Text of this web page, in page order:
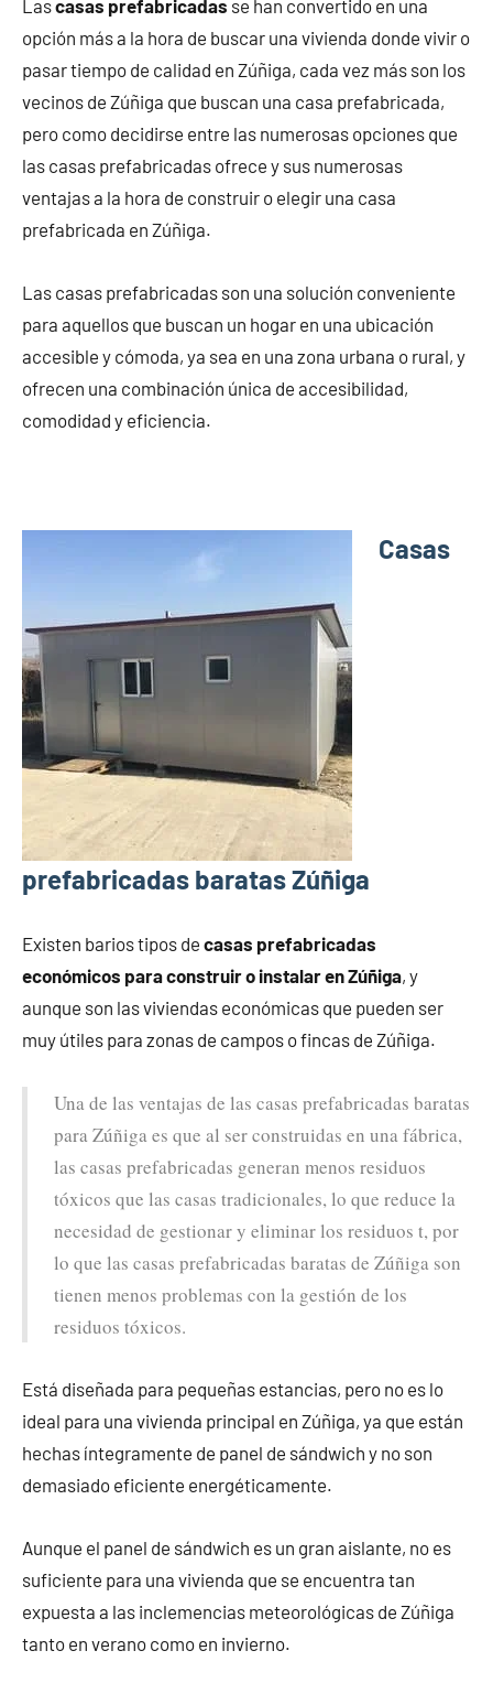
Lascasas prefabricadas se han convertido en una
opción más a la hora de buscar una vivienda donde vivir o
pasar tiempo de calidad en Zúñiga, cada vez más son los
vecinos de Zúñiga que buscan una casa prefabricada,
pero como decidirse entre las numerosas opciones que
las casas prefabricadas ofrece y sus numerosas
ventajas a la hora de construir o elegir una casa
prefabricada en Zúñiga.
Las casas prefabricadas son una solución conveniente
para aquellos que buscan un hogar en una ubicación
accesible y cómoda, ya sea en una zona urbana o rural, y
ofrecen una combinación única de accesibilidad,
comodidad y eficiencia.
Casas
prefabricadas baratas Zúñiga
Existen barios tipos de casas prefabricadas
económicos para construir o instalar en Zúñiga, y
aunque son las viviendas económicas que pueden ser
muy útiles para zonas de campos o fincas de Zúñiga.
Una de las ventajas de las casas prefabricadas baratas
para Zúñiga es que al ser construidas en una fábrica,
las casas prefabricadas generan menos residuos
tóxicos que las casas tradicionales, lo que reduce la
necesidad de gestionar y eliminar los residuos t, por
lo que las casas prefabricadas baratas de Zúñiga son
tienen menos problemas con la gestión de los
residuos tóxicos.
Está diseñada para pequeñas estancias, pero no es lo
ideal para una vivienda principal en Zúñiga, ya que están
hechas íntegramente de panel de sándwich y no son
demasiado eficiente energéticamente.
Aunque el panel de sándwich es un gran aislante, no es
suficiente para una vivienda que se encuentra tan
expuesta a las inclemencias meteorológicas de Zúñiga
tanto en verano como en invierno.